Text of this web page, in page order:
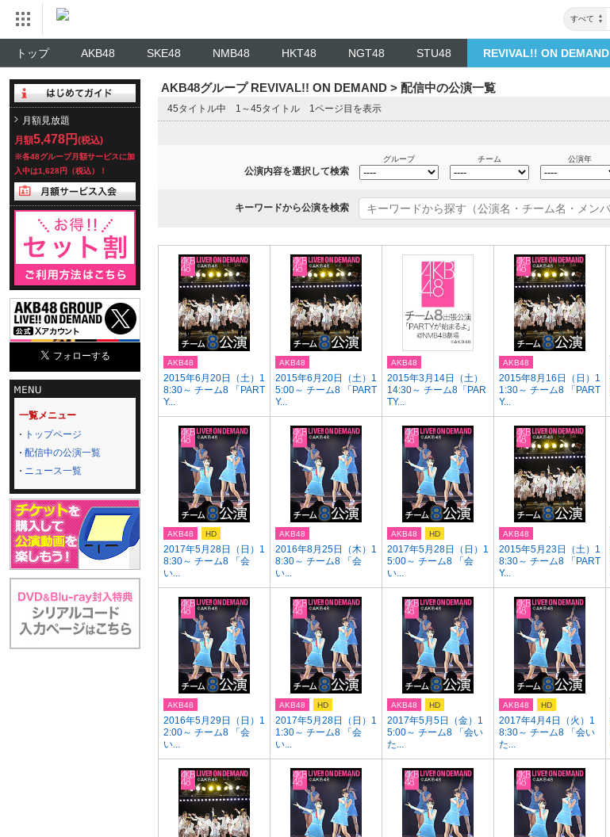
すべて
トップ AKB48 SKE48 NMB48 HKT48 NGT48 STU48 REVIVAL!! ON DEMAND
月額見放題
月額5,478円 (税込)
※各48グループ月額サービスに加
入中は1,628円（税込）！
一覧メニュー
トップページ
配信中の公演一覧
ニュース一覧
AKB48グループ REVIVAL!! ON DEMAND > 配信中の公演一覧
45タイトル中 1～45タイトル 1ページ目を表示
公演内容を選択して検索
グループ チーム 公演年
キーワードから公演を検索
2015年6月20日（土）1
8:30～ チーム8 「PART
Y...
AKB48
2015年6月20日（土）1
5:00～ チーム8 「PART
Y...
AKB48
2015年3月14日（土）
14:30～ チーム8「PAR
TY...
AKB48
2015年8月16日（日）1
1:30～ チーム8 「PART
Y...
AKB48
2017年5月28日（日）1
8:30～ チーム8 「会
い...
AKB48 HD
2016年8月25日（木）1
8:30～ チーム8 「会
い...
AKB48
2017年5月28日（日）1
5:00～ チーム8 「会
い...
AKB48 HD
2015年5月23日（土）1
8:30～ チーム8 「PART
Y...
AKB48
2016年5月29日（日）1
2:00～ チーム8 「会
い...
AKB48
2017年5月28日（日）1
1:30～ チーム8 「会
い...
AKB48 HD
2017年5月5日（金）1
5:00～ チーム8 「会い
た...
AKB48 HD
2017年4月4日（火）1
8:30～ チーム8 「会い
た...
AKB48 HD